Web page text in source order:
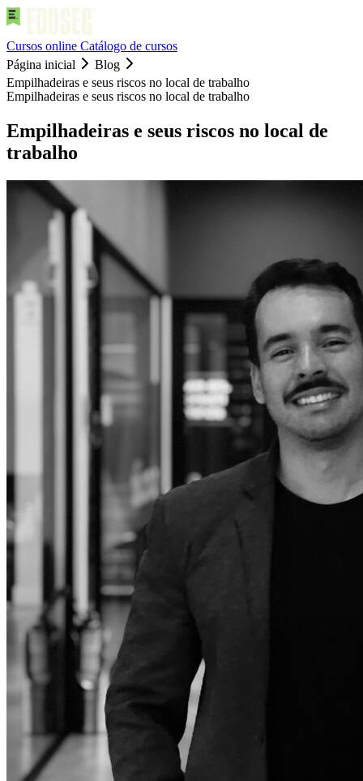
Cursos online Catálogo de cursos
Página inicial
Blog
Empilhadeiras e seus riscos no local de trabalho
Empilhadeiras e seus riscos no local de trabalho
Empilhadeiras e seus riscos no local de
trabalho